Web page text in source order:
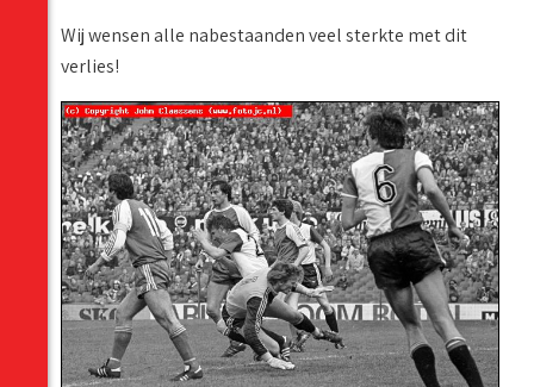
Wij wensen alle nabestaanden veel sterkte met dit
verlies!